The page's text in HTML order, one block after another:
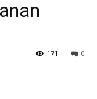
0
171